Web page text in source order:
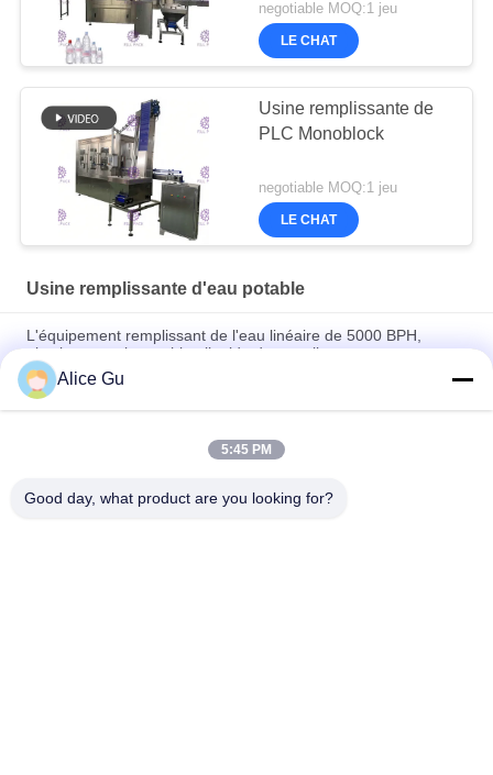
negotiable MOQ:1 jeu
LE CHAT
Usine remplissante de
PLC Monoblock
negotiable MOQ:1 jeu
LE CHAT
Usine remplissante d'eau potable
L'équipement remplissant de l'eau linéaire de 5000 BPH,
plastique met la machine liquide de remplisseur
3 à 1 usine remplissante d'eau potable de bouteille en verre
avec le contrôle complètement automatique de PLC
Usine remplissante à grande vitesse d'eau potable de 40 têtes
Alice Gu
5:45 PM
Good day, what product are you looking for?